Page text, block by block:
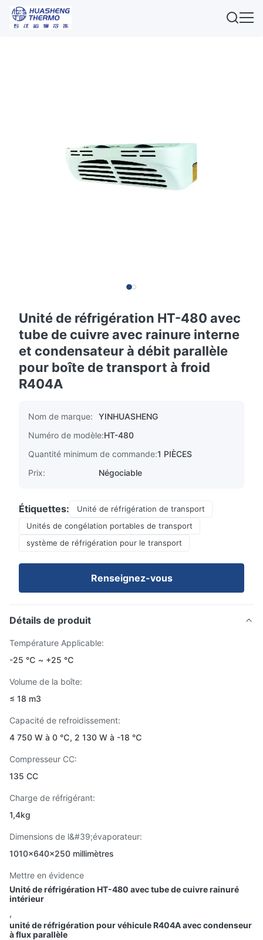
Unité de réfrigération HT-480 avec
tube de cuivre avec rainure interne
et condensateur à débit parallèle
pour boîte de transport à froid
R404A
Nom de marque:
YINHUASHENG
Numéro de modèle:HT-480
Quantité minimum de commande:1 PIÈCES
Prix:
Négociable
Étiquettes:
Unité de réfrigération de transport
Unités de congélation portables de transport
système de réfrigération pour le transport
Renseignez-vous
Détails de produit
Température Applicable:
-25 ℃ ~ +25 ℃
Volume de la boîte:
≤ 18 m3
Capacité de refroidissement:
4 750 W à 0 ℃, 2 130 W à -18 ℃
Compresseur CC:
135 CC
Charge de réfrigérant:
1,4kg
Dimensions de l&#39;évaporateur:
1010×640×250 millimètres
Mettre en évidence
Unité de réfrigération HT-480 avec tube de cuivre rainuré
intérieur
,
unité de réfrigération pour véhicule R404A avec condenseur
à flux parallèle